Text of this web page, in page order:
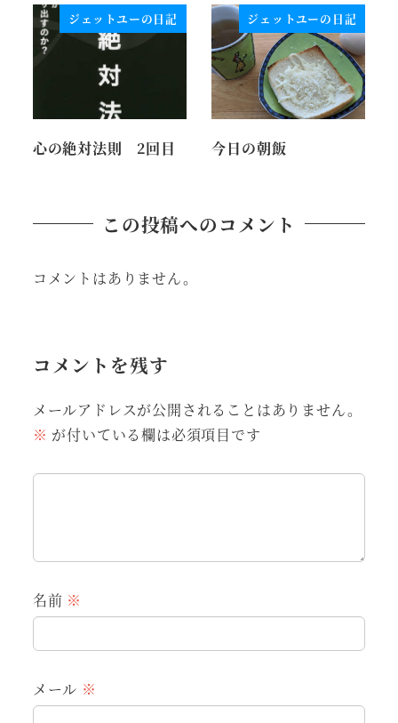
ジェットユーの日記
心の絶対法則 2回目
ジェットユーの日記
今日の朝飯
この投稿へのコメント
コメントはありません。
コメントを残す
メールアドレスが公開されることはありません。
※ が付いている欄は必須項目です
名前 ※
メール ※